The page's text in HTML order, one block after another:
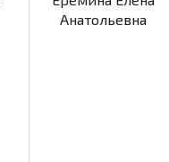
Анатольевна